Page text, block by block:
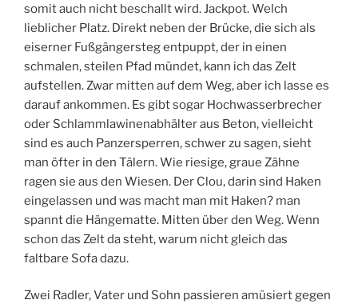
somit auch nicht beschallt wird. Jackpot. Welch
lieblicher Platz. Direkt neben der Brücke, die sich als
eiserner Fußgängersteg entpuppt, der in einen
schmalen, steilen Pfad mündet, kann ich das Zelt
aufstellen. Zwar mitten auf dem Weg, aber ich lasse es
darauf ankommen. Es gibt sogar Hochwasserbrecher
oder Schlammlawinenabhälter aus Beton, vielleicht
sind es auch Panzersperren, schwer zu sagen, sieht
man öfter in den Tälern. Wie riesige, graue Zähne
ragen sie aus den Wiesen. Der Clou, darin sind Haken
eingelassen und was macht man mit Haken? man
spannt die Hängematte. Mitten über den Weg. Wenn
schon das Zelt da steht, warum nicht gleich das
faltbare Sofa dazu.
Zwei Radler, Vater und Sohn passieren amüsiert gegen